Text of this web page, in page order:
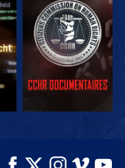
KIJK
VERKEN DE SERIE